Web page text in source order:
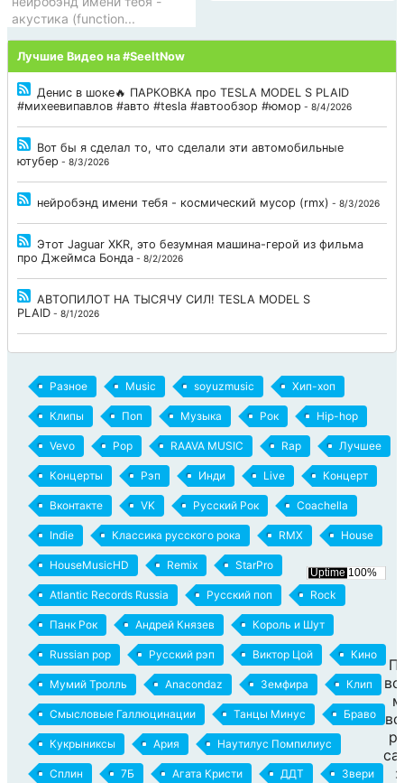
акустика (function...
Лучшие Видео на #SeeItNow
Денис в шоке🔥 ПАРКОВКА про TESLA MODEL S PLAID
#михеевипавлов #авто #tesla #автообзор #юмор - 8/4/2026
Вот бы я сделал то, что сделали эти автомобильные
ютубер - 8/3/2026
нейробэнд имени тебя - космический мусор (rmx) - 8/3/2026
Этот Jaguar XKR, это безумная машина-герой из фильма
про Джеймса Бонда - 8/2/2026
АВТОПИЛОТ НА ТЫСЯЧУ СИЛ! TESLA MODEL S
PLAID - 8/1/2026
Разное Music soyuzmusic Хип-хоп
Клипы Поп Музыка Рок Hip-hop
Vevo Pop RAAVA MUSIC Rap Лучшее
Концерты Рэп Инди Live Концерт
Вконтакте VK Русский Рок Coachella
Indie Классика русского рока RMX House
HouseMusicHD Remix StarPro
Atlantic Records Russia Русский поп Rock
Панк Рок Андрей Князев Король и Шут
Russian pop Русский рэп Виктор Цой Кино
Мумий Тролль Anacondaz Земфира Клип
Смысловые Галлюцинации Танцы Минус Браво
Кукрыниксы Ария Наутилус Помпилиус
Сплин 7Б Агата Кристи ДДТ Звери
м
: